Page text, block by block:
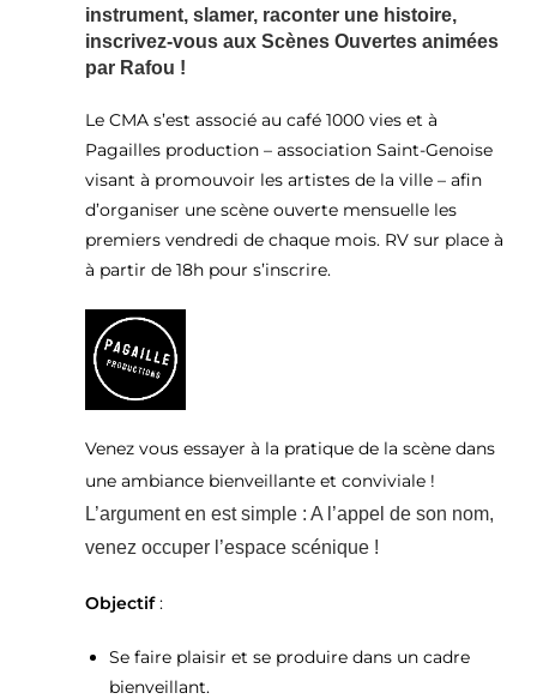
instrument, slamer, raconter une histoire,
inscrivez-vous auxScènes Ouvertes animées
par Rafou !
Le CMA s’est associé au café 1000 vies et à
Pagailles production – association Saint-Genoise
visant à promouvoir les artistes de la ville – afin
d’organiser une scène ouverte mensuelle les
premiers vendredi de chaque mois. RV sur place à
à partir de 18h pour s’inscrire.
Venez vous essayer à la pratique de la scène dans
une ambiance bienveillante et conviviale !
L’argument en est simple : A l’appel de son nom,
venez occuper l’espace scénique !
Objectif:
Se faire plaisir et se produire dans un cadre
bienveillant.